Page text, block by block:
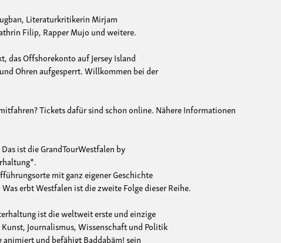
Literaturkritikerin Mirjam
Filip, Rapper Mujo und weitere.
das Offshorekonto auf Jersey Island
Ohren aufgesperrt. Willkommen bei der
Tickets dafür sind schon online. Nähere Informationen
ist die GrandTourWestfalen by
mit ganz eigener Geschichte
erbt Westfalen ist die zweite Folge dieser Reihe.
ist die weltweit erste und einzige
Journalismus, Wissenschaft und Politik
und befähigt Baddabäm! sein